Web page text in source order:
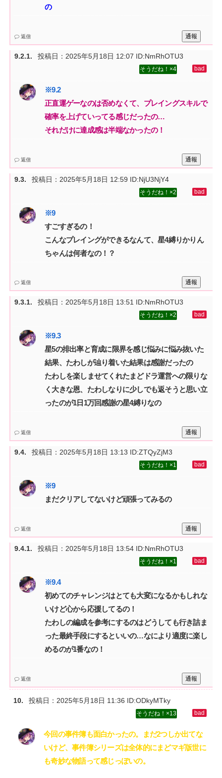
の
通報
返信
投稿日： 2025年5月18日 12:07 ID:NmRhOTU3
4
正直運ゲーなのは否めなくて、プレイングスキルで
確率を上げていってる感じだったの…‌
それだけに達成感は半端なかったの！
通報
返信
投稿日： 2025年5月18日 12:59 ID:NjU3NjY4
2
すごすぎるの！‌
こんなプレイングができるなんて、星4縛りかりん
ちゃんは何者なの！？
通報
返信
投稿日：2025年5月18日 13:51 ID:NmRhOTU3
2
星5の排出率と育成に限界を感じ悩みに悩み抜いた
結果、たわしが辿り着いた結果は感謝だったの‌
たわしを楽しませてくれたまどドラ運営への限りな
く大きな恩、たわしなりに少しでも返そうと思い立
ったのが1日1万回感謝の星4縛りなの
通報
返信
投稿日： 2025年5月18日 13:13 ID:ZTQyZjM3
1
まだクリアしてないけど頑張ってみるの
通報
返信
投稿日： 2025年5月18日 13:54 ID:NmRhOTU3
1
初めてのチャレンジはとても大変になるかもしれな
いけど心から応援してるの！‌
たわしの編成を参考にするのはどうしても行き詰ま
った最終手段にするといいの…なにより適度に楽し
めるのが1番なの！
通報
返信
投稿日： 2025年5月18日 11:36 ID:ODkyMTky
13
今回の事件簿も面白かったの。まだ2つしか出てな
いけど、事件簿シリーズは全体的にまどマギ版世に
も奇妙な物語って感じっぽいの。